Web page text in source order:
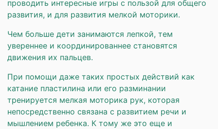
проводить интересные игры с пользой для общего
развития, и для развития мелкой моторики.
Чем больше дети занимаются лепкой, тем
увереннее и координированнее становятся
движения их пальцев.
При помощи даже таких простых действий как
катание пластилина или его разминании
тренируется мелкая моторика рук, которая
непосредственно связана с развитием речи и
мышлением ребенка. К тому же это еще и